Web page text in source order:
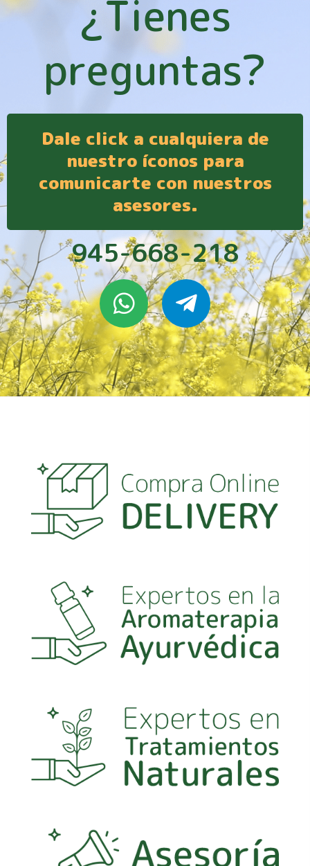
¿Tienes
preguntas?
Dale click a cualquiera de
nuestro íconos para
comunicarte con nuestros
asesores.
945-668-218